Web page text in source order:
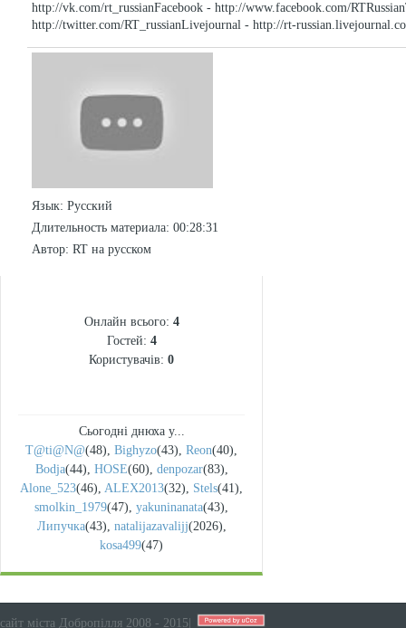
http://vk.com/rt_russianFacebook - http://www.facebook.com/
http://twitter.com/RT_russianLivejournal - http://rt-
Язык: Русский
Длительность материала: 00:28:31
Автор: RT на русском
Онлайн всього: 4
Гостей: 4
Користувачів: 0
Сьогодні днюха у...
T@ti@N@(48), Bighyzo(43), Reon(40),
Bodja(44), HOSE(60), denpozar(83),
Alone_523(46), ALEX2013(32), Stels(41),
smolkin_1979(47), yakuninanata(43),
Липучка(43), natalijazavalijj(2026),
kosa499(47)
сайт міста Добропілля 2008 - 2015